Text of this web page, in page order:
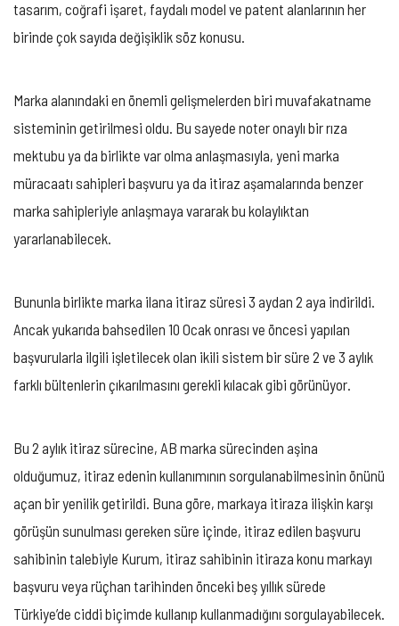
tasarım, coğrafi işaret, faydalı model ve patent alanlarının her
birinde çok sayıda değişiklik söz konusu.
Marka alanındaki en önemli gelişmelerden biri muvafakatname
sisteminin getirilmesi oldu. Bu sayede noter onaylı bir rıza
mektubu ya da birlikte var olma anlaşmasıyla, yeni marka
müracaatı sahipleri başvuru ya da itiraz aşamalarında benzer
marka sahipleriyle anlaşmaya vararak bu kolaylıktan
yararlanabilecek.
Bununla birlikte marka ilana itiraz süresi 3 aydan 2 aya indirildi.
Ancak yukarıda bahsedilen 10 Ocak onrası ve öncesi yapılan
başvurularla ilgili işletilecek olan ikili sistem bir süre 2 ve 3 aylık
farklı bültenlerin çıkarılmasını gerekli kılacak gibi görünüyor.
Bu 2 aylık itiraz sürecine, AB marka sürecinden aşina
olduğumuz, itiraz edenin kullanımının sorgulanabilmesinin önünü
açan bir yenilik getirildi. Buna göre, markaya itiraza ilişkin karşı
görüşün sunulması gereken süre içinde, itiraz edilen başvuru
sahibinin talebiyle Kurum, itiraz sahibinin itiraza konu markayı
başvuru veya rüçhan tarihinden önceki beş yıllık sürede
Türkiye’de ciddi biçimde kullanıp kullanmadığını sorgulayabilecek.